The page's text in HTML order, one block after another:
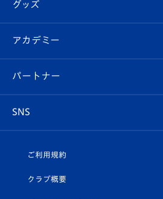
チケット
イベント
メディア
ホームタウン
スタッフプロフィール
マスコット紹介
Revive Team
ヴィヴィくんの長崎おもてなしガイド
フォトギャラリー
スタジアムグルメ
V-LOVERS（ファンクラブ）
プレイヤーズスイート
グッズ
オンラインショップ
店舗情報
アカデミー
育成からのお知らせ
U-18
パートナー
SNS
ヴィヴィくんインスタグラム
ご利用規約
クラブ概要